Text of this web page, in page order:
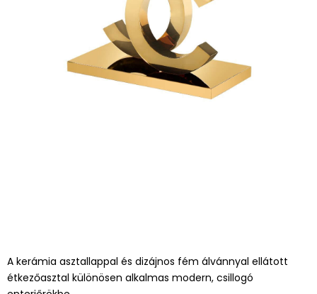
A kerámia asztallappal és dizájnos fém álvánnyal ellátott
étkezőasztal különösen alkalmas modern, csillogó